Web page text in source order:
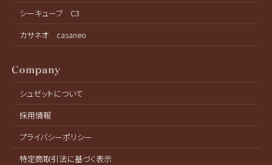
シーキューブ C3
カサネオ casaneo
シュゼットについて
採用情報
プライバシーポリシー
特定商取引法に基づく表示